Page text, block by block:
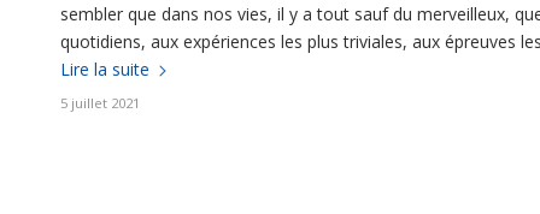
sembler que dans nos vies, il y a tout sauf du merveilleux,
quotidiens, aux expériences les plus triviales, aux épreuves
Lire la suite
5 juillet 2021